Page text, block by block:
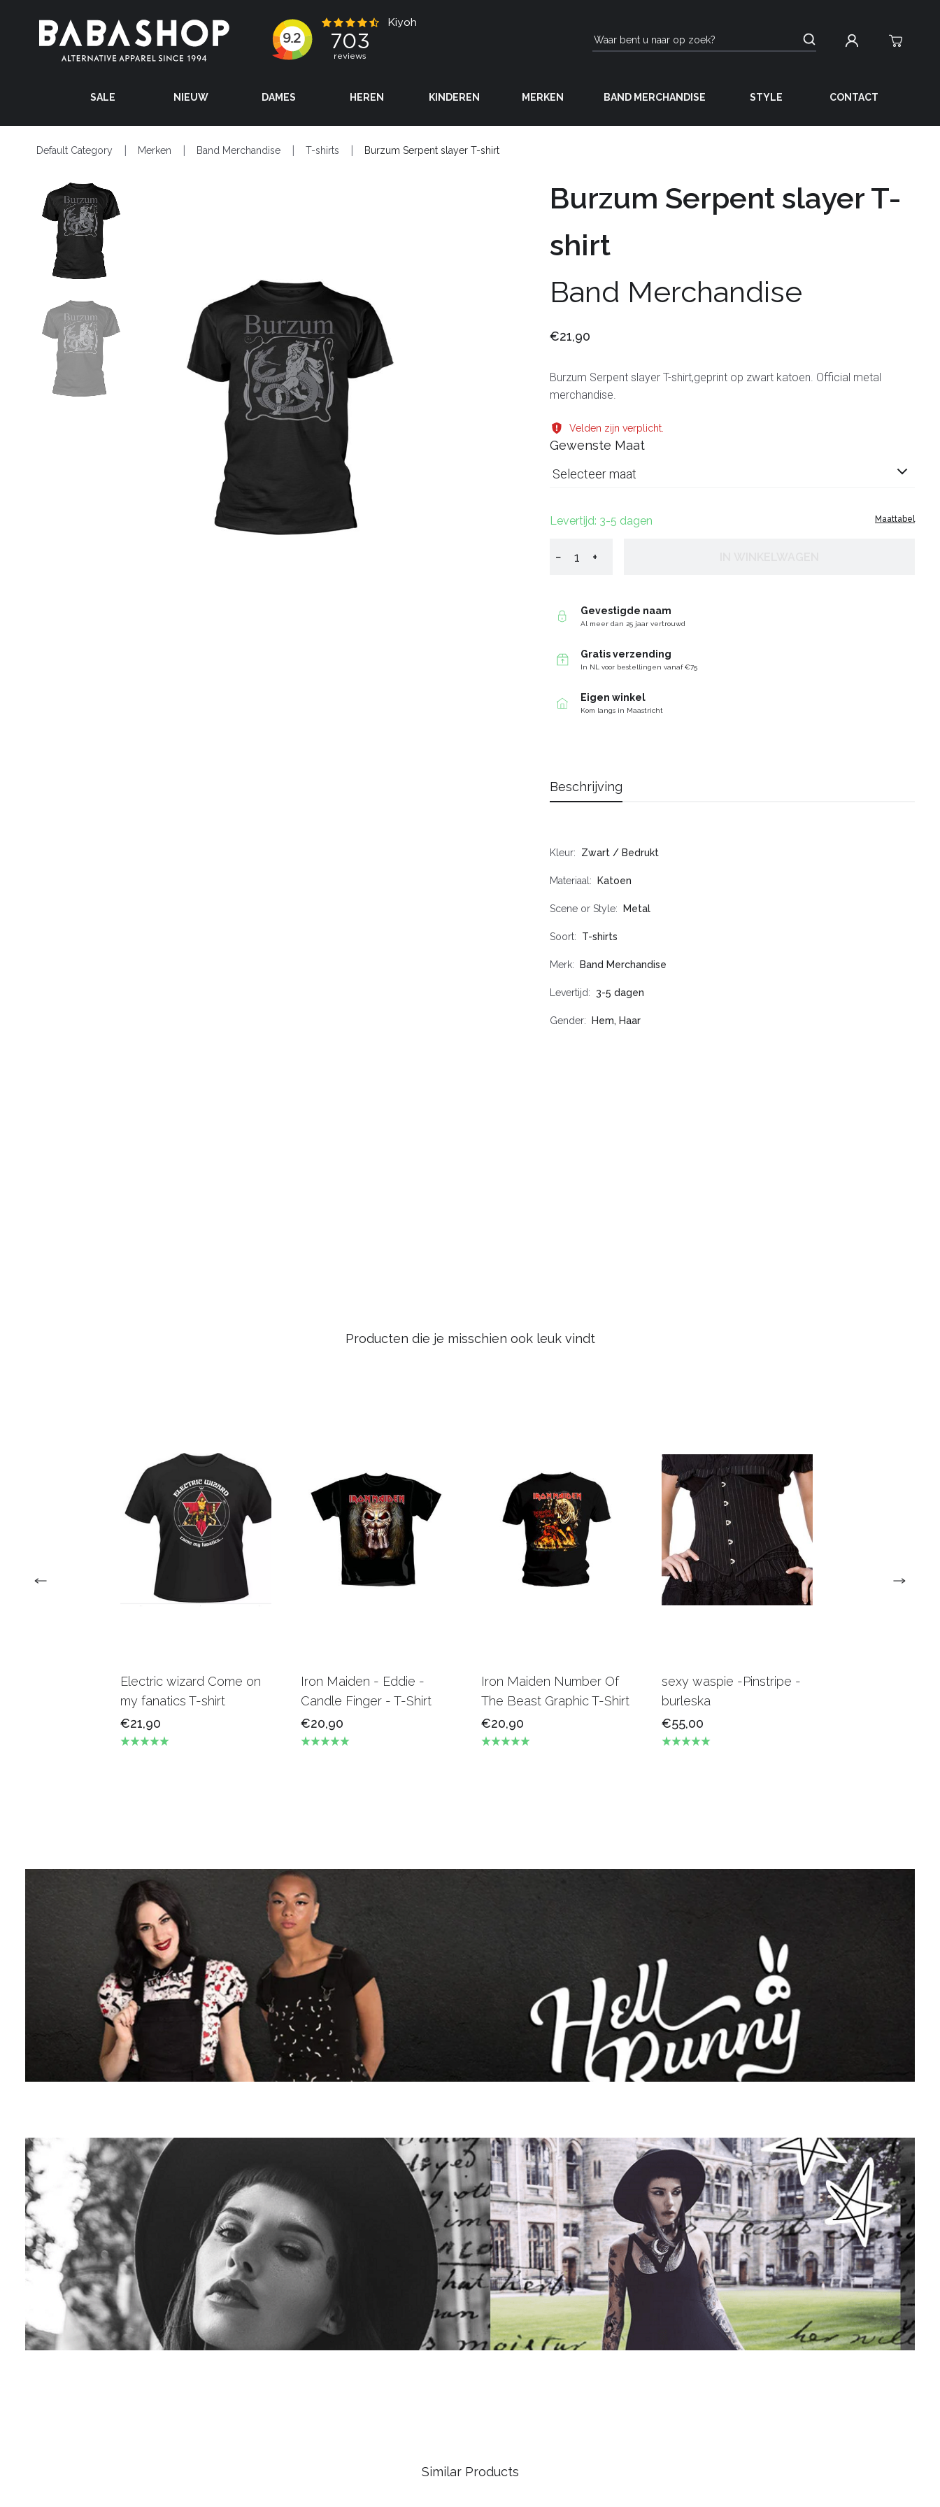
SALE NIEUW DAMES HEREN KINDEREN MERKEN BAND MERCHANDISE STYLE CONTACT
Default Category Merken Band Merchandise T-shirts Burzum Serpent slayer T-shirt
Burzum Serpent slayer T-
shirt
Band Merchandise
€21,90
Burzum Serpent slayer T-shirt,geprint op zwart katoen. Official metal
merchandise.
Velden zijn verplicht.
Gewenste Maat
Selecteer maat
Maattabel
Levertijd: 3-5 dagen
− +
Gevestigde naam
Al meer dan 25 jaar vertrouwd
Gratis verzending
In NL voor bestellingen vanaf €75
Eigen winkel
Kom langs in Maastricht
Beschrijving
Kleur Zwart / Bedrukt
Materiaal Katoen
Scene or Style Metal
Soort T-shirts
Merk Band Merchandise
Levertijd 3-5 dagen
Gender Hem, Haar
Producten die je misschien ook leuk vindt
Electric wizard Come on
my fanatics T-shirt
€21,90
Iron Maiden - Eddie -
Candle Finger - T-Shirt
€20,90
Iron Maiden Number Of
The Beast Graphic T-Shirt
€20,90
sexy waspie -Pinstripe -
burleska
€55,00
Similar Products